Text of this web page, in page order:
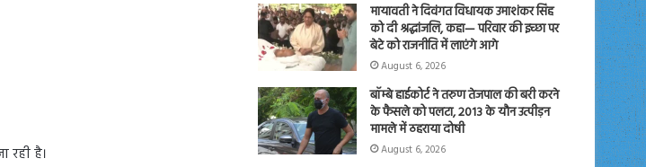
रही है।
मायावती ने दिवंगत विधायक उमाशंकर सिंह
को दी श्रद्धांजलि, कहा— परिवार की इच्छा पर
बेटे को राजनीति में लाएंगे आगे
August 6, 2026
बॉम्बे हाईकोर्ट ने तरुण तेजपाल की बरी करने
के फैसले को पलटा, 2013 के यौन उत्पीड़न
मामले में ठहराया दोषी
August 6, 2026